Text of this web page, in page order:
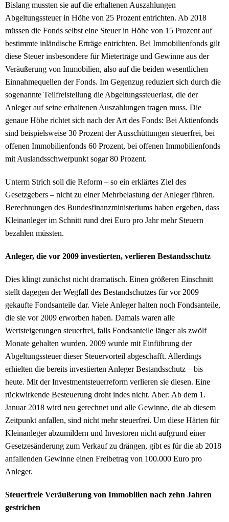
Bislang mussten sie auf die erhaltenen Auszahlungen
Abgeltungssteuer in Höhe von 25 Prozent entrichten. Ab 2018
müssen die Fonds selbst eine Steuer in Höhe von 15 Prozent auf
bestimmte inländische Erträge entrichten. Bei Immobilienfonds gilt
diese Steuer insbesondere für Mieterträge und Gewinne aus der
Veräußerung von Immobilien, also auf die beiden wesentlichen
Einnahmequellen der Fonds. Im Gegenzug reduziert sich durch die
sogenannte Teilfreistellung die Abgeltungssteuerlast, die der
Anleger auf seine erhaltenen Auszahlungen tragen muss. Die
genaue Höhe richtet sich nach der Art des Fonds: Bei Aktienfonds
sind beispielsweise 30 Prozent der Ausschüttungen steuerfrei, bei
offenen Immobilienfonds 60 Prozent, bei offenen Immobilienfonds
mit Auslandsschwerpunkt sogar 80 Prozent.
Unterm Strich soll die Reform – so ein erklärtes Ziel des
Gesetzgebers – nicht zu einer Mehrbelastung der Anleger führen.
Berechnungen des Bundesfinanzministeriums haben ergeben, dass
Kleinanleger im Schnitt rund drei Euro pro Jahr mehr Steuern
bezahlen müssten.
Anleger, die vor 2009 investierten, verlieren Bestandsschutz
Dies klingt zunächst nicht dramatisch. Einen größeren Einschnitt
stellt dagegen der Wegfall des Bestandschutzes für vor 2009
gekaufte Fondsanteile dar. Viele Anleger halten noch Fondsanteile,
die sie vor 2009 erworben haben. Damals waren alle
Wertsteigerungen steuerfrei, falls Fondsanteile länger als zwölf
Monate gehalten wurden. 2009 wurde mit Einführung der
Abgeltungssteuer dieser Steuervorteil abgeschafft. Allerdings
erhielten die bereits investierten Anleger Bestandsschutz – bis
heute. Mit der Investmentsteuerreform verlieren sie diesen. Eine
rückwirkende Besteuerung droht indes nicht. Aber: Ab dem 1.
Januar 2018 wird neu gerechnet und alle Gewinne, die ab diesem
Zeitpunkt anfallen, sind nicht mehr steuerfrei. Um diese Härten für
Kleinanleger abzumildern und Investoren nicht aufgrund einer
Gesetzesänderung zum Verkauf zu drängen, gibt es für die ab 2018
anfallenden Gewinne einen Freibetrag von 100.000 Euro pro
Anleger.
Steuerfreie Veräußerung von Immobilien nach zehn Jahren
gestrichen